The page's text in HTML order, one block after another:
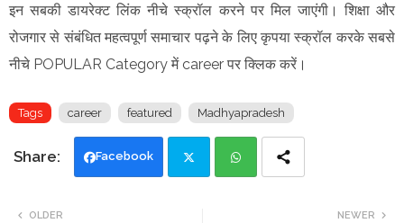
इन सबकी डायरेक्ट लिंक नीचे स्क्रॉल करने पर मिल जाएंगी। शिक्षा और
रोजगार से संबंधित महत्वपूर्ण समाचार पढ़ने के लिए कृपया स्क्रॉल करके सबसे
नीचे POPULAR Category में career पर क्लिक करें।
Tags career featured Madhyapradesh
Facebook
NEWER
OLDER